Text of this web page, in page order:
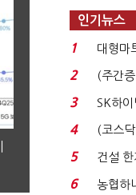
인기뉴스
1
대형마
플러스
2
(주간
세 이
3
SK하
원 간
4
(코스
려주는
5
건설
침체에
6
농협하